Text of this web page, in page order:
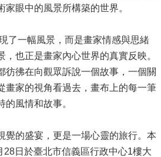
眼中的風景所構築的世界。
了一幅風景，而是畫家情感與思緒
，也正是畫家內心世界的真實反映。
彷彿在向觀眾訴說一個故事，一個關
畫家的視角看過去，畫布上的每一筆
風情和故事。
的盛宴，更是一場心靈的旅行。本
28日於臺北市信義區行政中心1樓大